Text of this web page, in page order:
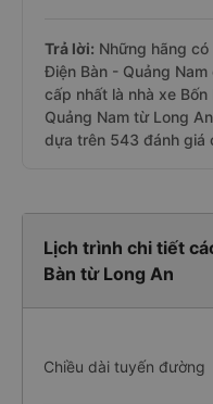
Trả lời: Những hãng
Điện Bàn - Quảng
cấp nhất là nhà xe
Quảng Nam từ Long
dựa trên 543 đánh giá
Lịch trình chi tiết
Bàn từ Long An
Chiều dài tuyến đường